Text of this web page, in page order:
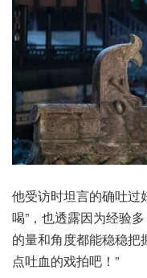
他受访时坦言的确吐过
喝”，也透露因为经验
的量和角度都能稳稳把
点吐血的戏拍吧！”